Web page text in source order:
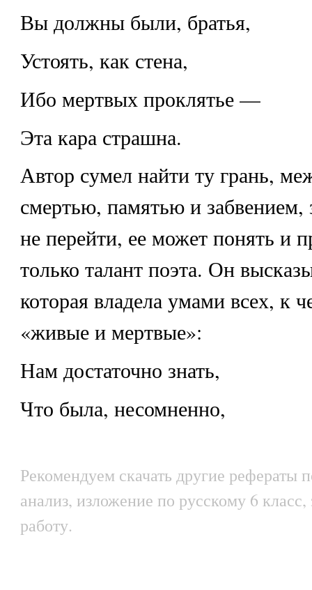
Вы должны были, братья,
Устоять, как стена,
Ибо мертвых проклятье —
Эта кара страшна.
Автор сумел найти ту грань,
смертью, памятью и забвением,
не перейти, ее может понять и
только талант поэта. Он
которая владела умами всех, к
«живые и мертвые»:
Нам достаточно знать,
Что была, несомненно,
Рекомендуем скачать другие рефераты
анализ, изложение по русскому 6
работу.